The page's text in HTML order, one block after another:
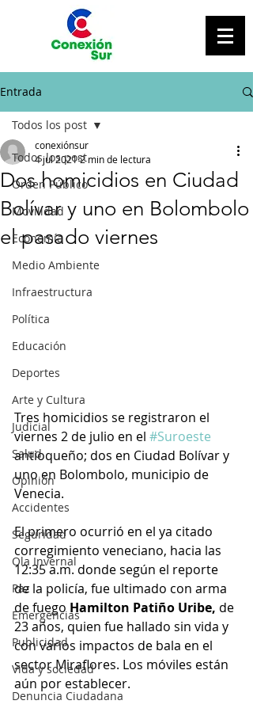
Entrada
Todos los post
Orden Público
Movilidad
Economía
Medio Ambiente
Infraestructura
Política
Educación
Deportes
Arte y Cultura
Judicial
Salud
Opinión
Accidentes
Seguridad
Ola Invernal
Paz
Emergencias
Publicidad
Vida y sociedad
Denuncia Ciudadana
Todos los post
Dos homicidios en Ciudad
Bolívar y uno en Bolombolo
el pasado viernes
conexiónsur
4 jul 20212 min de lectura
Tres homicidios se registraron el
viernes 2 de julio en el #Suroeste
antioqueño; dos en Ciudad Bolívar y
uno en Bolombolo, municipio de
Venecia.
El primero ocurrió en el ya citado
corregimiento veneciano, hacia las
12:35 a.m. donde según el reporte
de la policía, fue ultimado con arma
de fuego Hamilton Patiño Uribe, de
23 años, quien fue hallado sin vida y
con varios impactos de bala en el
sector Miraflores. Los móviles están
aún por establecer.